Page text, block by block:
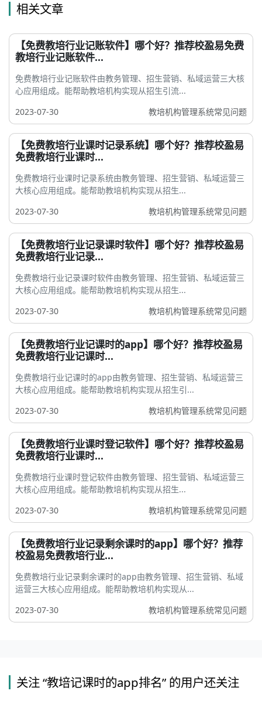
相关文章
【免费教培行业记账软件】哪个好？推荐校盈易免费
教培行业记账软件...
免费教培行业记账软件由教务管理、招生营销、私域运营三大核
心应用组成。能帮助教培机构实现从招生引流...
2023-07-30
教培机构管理系统常见问题
【免费教培行业课时记录系统】哪个好？推荐校盈易
免费教培行业课时...
免费教培行业课时记录系统由教务管理、招生营销、私域运营三
大核心应用组成。能帮助教培机构实现从招生...
2023-07-30
教培机构管理系统常见问题
【免费教培行业记录课时软件】哪个好？推荐校盈易
免费教培行业记录...
免费教培行业记录课时软件由教务管理、招生营销、私域运营三
大核心应用组成。能帮助教培机构实现从招生...
2023-07-30
教培机构管理系统常见问题
【免费教培行业记课时的app】哪个好？推荐校盈易
免费教培行业记课时...
免费教培行业记课时的app由教务管理、招生营销、私域运营三
大核心应用组成。能帮助教培机构实现从招生引...
2023-07-30
教培机构管理系统常见问题
【免费教培行业课时登记软件】哪个好？推荐校盈易
免费教培行业课时...
免费教培行业课时登记软件由教务管理、招生营销、私域运营三
大核心应用组成。能帮助教培机构实现从招生...
2023-07-30
教培机构管理系统常见问题
【免费教培行业记录剩余课时的app】哪个好？推荐
校盈易免费教培行业...
免费教培行业记录剩余课时的app由教务管理、招生营销、私域
运营三大核心应用组成。能帮助教培机构实现从...
2023-07-30
教培机构管理系统常见问题
关注 “教培记课时的app排名” 的用户还关注